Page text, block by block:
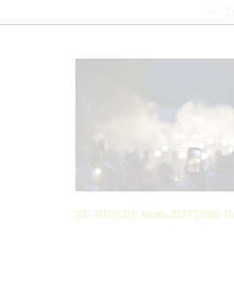
XC-RUN.DE beim ZUT2026: